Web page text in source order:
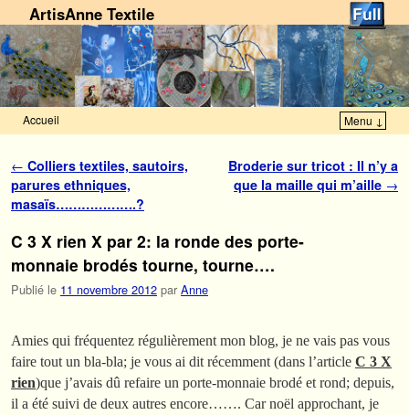
ArtisAnne Textile
Accueil Menu ↓
Navigation des articles
← Colliers textiles, sautoirs,
parures ethniques,
masaïs……………….?
Broderie sur tricot : Il n’y a
que la maille qui m’aille →
C 3 X rien X par 2: la ronde des porte-
monnaie brodés tourne, tourne….
Publié le 11 novembre 2012 par Anne
Amies qui fréquentez régulièrement mon blog, je ne vais pas vous
faire tout un bla-bla; je vous ai dit récemment (dans l’article C 3 X
rien)que j’avais dû refaire un porte-monnaie brodé et rond; depuis,
il a été suivi de deux autres encore……. Car noël approchant, je